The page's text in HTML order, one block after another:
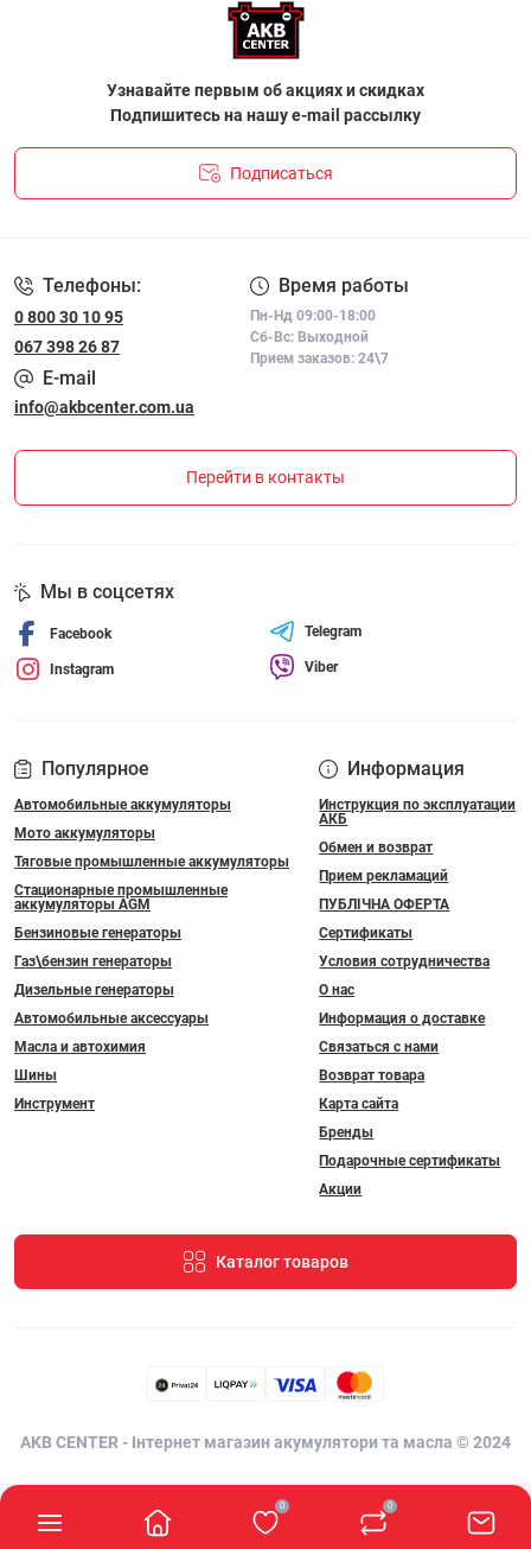
0 0
Узнавайте первым об акциях и скидках
Подпишитесь на нашу e-mail рассылку
Подписаться
Телефоны:
0 800 30 10 95
067 398 26 87
Время работы
Пн-Нд 09:00-18:00
Сб-Вс: Выходной
Прием заказов: 24\7
E-mail
info@akbcenter.com.ua
Перейти в контакты
Популярное
Автомобильные аккумуляторы
Мото аккумуляторы
Тяговые промышленные аккумуляторы
Стационарные промышленные
аккумуляторы AGM
Бензиновые генераторы
Газ\бензин генераторы
Дизельные генераторы
Автомобильные аксессуары
Масла и автохимия
Шины
Инструмент
Информация
Инструкция по эксплуатации
АКБ
Обмен и возврат
Прием рекламаций
ПУБЛІЧНА ОФЕРТА
Сертификаты
Условия сотрудничества
О нас
Информация о доставке
Связаться с нами
Возврат товара
Карта сайта
Бренды
Подарочные сертификаты
Акции
Каталог товаров
Мы в соцсетях
Facebook
Instagram
Telegram
Viber
AKB CENTER - Інтернет магазин акумулятори та масла © 2024